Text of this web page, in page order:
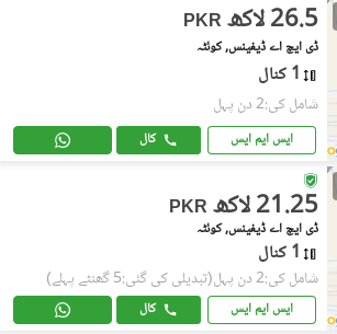
PKR 26.5 لاکھ
ڈی ایچ اے ڈیفینس, کوئٹہ
1 کنال
شامل کی:2 دن پہل
ایس ایم ایس کال
PKR 21.25 لاکھ
ڈی ایچ اے ڈیفینس, کوئٹہ
1 کنال
شامل کی:2 دن پہل (تبدیلی کی گئی:5 گھنٹے پہلے)
ایس ایم ایس کال